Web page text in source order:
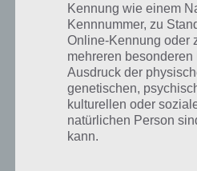
Kennung wie einem
Kennnummer, zu
Online-Kennung oder
mehreren
Ausdruck der
genetischen,
kulturellen oder
natürlichen Person
kann.